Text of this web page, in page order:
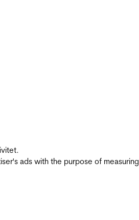
ads with the purpose of